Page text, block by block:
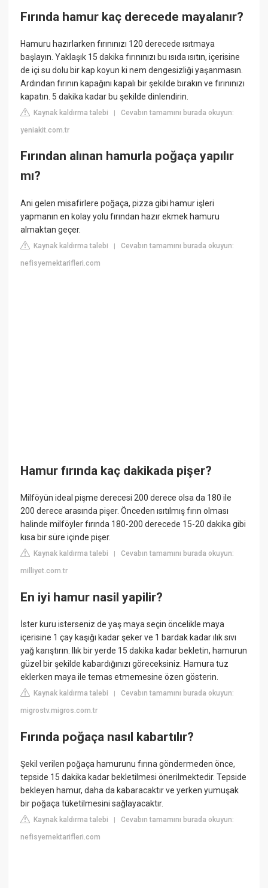
Fırında hamur kaç derecede mayalanır?
Hamuru hazırlarken fırınınızı 120 derecede ısıtmaya
başlayın. Yaklaşık 15 dakika fırınınızı bu ısıda ısıtın, içerisine
de içi su dolu bir kap koyun ki nem dengesizliği yaşanmasın.
Ardından fırının kapağını kapalı bir şekilde bırakın ve fırınınızı
kapatın. 5 dakika kadar bu şekilde dinlendirin.
Kaynak kaldırma talebi |Cevabın tamamını burada okuyun:
yeniakit.com.tr
Fırından alınan hamurla poğaça yapılır
mı?
Ani gelen misafirlere poğaça, pizza gibi hamur işleri
yapmanın en kolay yolu fırından hazır ekmek hamuru
almaktan geçer.
Kaynak kaldırma talebi |Cevabın tamamını burada okuyun:
nefisyemektarifleri.com
Hamur fırında kaç dakikada pişer?
Milföyün ideal pişme derecesi 200 derece olsa da 180 ile
200 derece arasında pişer. Önceden ısıtılmış fırın olması
halinde milföyler fırında 180-200 derecede 15-20 dakika gibi
kısa bir süre içinde pişer.
Kaynak kaldırma talebi |Cevabın tamamını burada okuyun:
milliyet.com.tr
En iyi hamur nasil yapilir?
İster kuru isterseniz de yaş maya seçin öncelikle maya
içerisine 1 çay kaşığı kadar şeker ve 1 bardak kadar ılık sıvı
yağ karıştırın. Ilık bir yerde 15 dakika kadar bekletin, hamurun
güzel bir şekilde kabardığınızı göreceksiniz. Hamura tuz
eklerken maya ile temas etmemesine özen gösterin.
Kaynak kaldırma talebi |Cevabın tamamını burada okuyun:
migrostv.migros.com.tr
Fırında poğaça nasıl kabartılır?
Şekil verilen poğaça hamurunu fırına göndermeden önce,
tepside 15 dakika kadar bekletilmesi önerilmektedir. Tepside
bekleyen hamur, daha da kabaracaktır ve yerken yumuşak
bir poğaça tüketilmesini sağlayacaktır.
Kaynak kaldırma talebi |Cevabın tamamını burada okuyun:
nefisyemektarifleri.com